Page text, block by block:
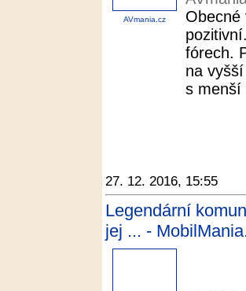
AVmania.cz
Obecné
fórech.
na
s menší
27. 12. 2016, 15:55
Legendární
jej ... -